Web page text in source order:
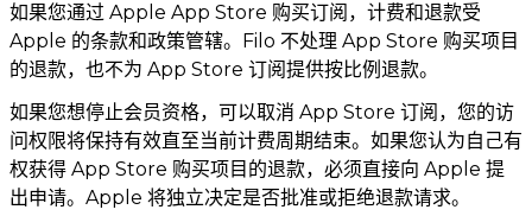
如果您通过 Apple App Store 购买订阅，计费和退款受
Apple 的条款和政策管辖。Filo 不处理 App Store 购买项目
的退款，也不为 App Store 订阅提供按比例退款。
如果您想停止会员资格，可以取消 App Store 订阅，您的访
问权限将保持有效直至当前计费周期结束。如果您认为自己有
权获得 App Store 购买项目的退款，必须直接向 Apple 提
出申请。Apple 将独立决定是否批准或拒绝退款请求。